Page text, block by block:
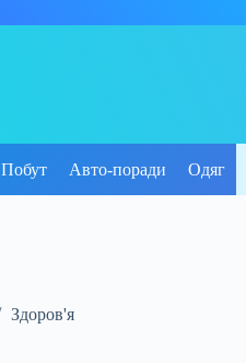
Побут Авто-поради Одяг
Здоров'я